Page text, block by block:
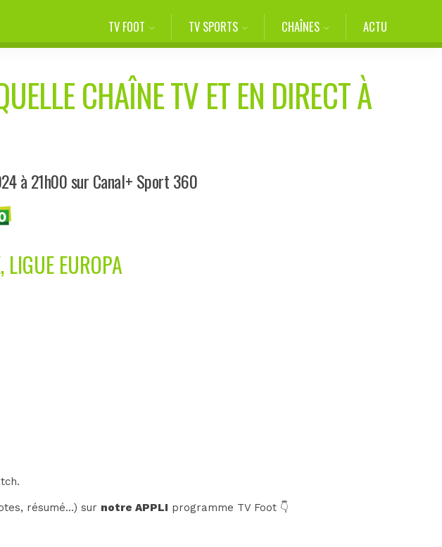
TV FOOT TV SPORTS CHAÎNES ACTU
CHAÎNE TV ET EN DIRECT À
à 21h00 sur Canal+ Sport 360
EUROPA
résumé...) sur notre APPLI programme TV Foot 👇